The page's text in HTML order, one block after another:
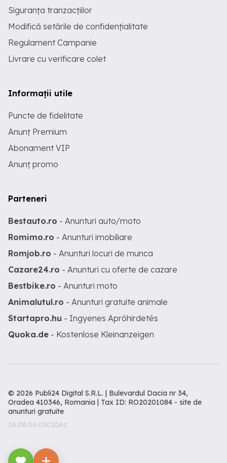
Siguranța tranzacțiilor
Modifică setările de confidențialitate
Regulament Campanie
Livrare cu verificare colet
Informații utile
Puncte de fidelitate
Anunț Premium
Abonament VIP
Anunț promo
Parteneri
Bestauto.ro - Anunturi auto/moto
Romimo.ro - Anunturi imobiliare
Romjob.ro - Anunturi locuri de munca
Cazare24.ro - Anunturi cu oferte de cazare
Bestbike.ro - Anunturi moto
Animalutul.ro - Anunturi gratuite animale
Startapro.hu - Ingyenes Apróhirdetés
Quoka.de - Kostenlose Kleinanzeigen
© 2026 Publi24 Digital S.R.L. | Bulevardul Dacia nr 34,
Oradea 410346, Romania | Tax ID: RO20201084 - site de
anunturi gratuite
26.08.06.c0c206c